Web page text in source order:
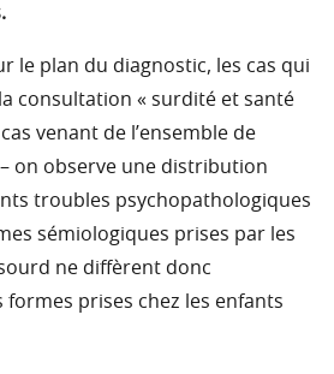
le plan du diagnostic, les cas qui
consultation « surdité et santé
venant de l’ensemble de
on observe une distribution
troubles psychopathologiques
sémiologiques prises par les
ne diffèrent donc
formes prises chez les enfants